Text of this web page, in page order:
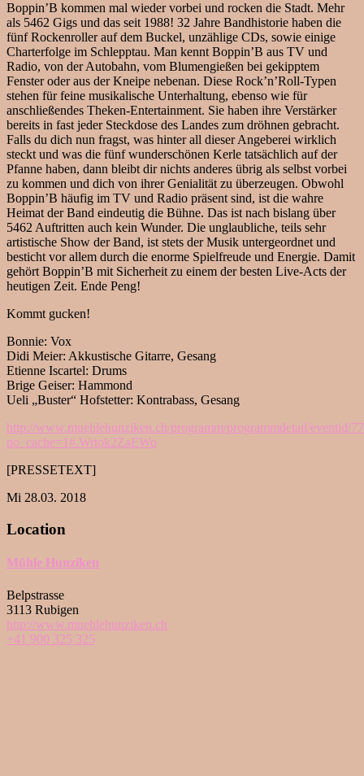
Boppin’B kommen mal wieder vorbei und rocken die Stadt. Mehr
als 5462 Gigs und das seit 1988! 32 Jahre Bandhistorie haben die
fünf Rockenroller auf dem Buckel, unzählige CDs, sowie einige
Charterfolge im Schlepptau. Man kennt Boppin’B aus TV und
Radio, von der Autobahn, vom Blumengießen bei gekipptem
Fenster oder aus der Kneipe nebenan. Diese Rock’n’Roll-Typen
stehen für feine musikalische Unterhaltung, ebenso wie für
anschließendes Theken-Entertainment. Sie haben ihre Verstärker
bereits in fast jeder Steckdose des Landes zum dröhnen gebracht.
Falls du dich nun fragst, was hinter all dieser Angeberei wirklich
steckt und was die fünf wunderschönen Kerle tatsächlich auf der
Pfanne haben, dann bleibt dir nichts anderes übrig als selbst vorbei
zu kommen und dich von ihrer Genialität zu überzeugen. Obwohl
Boppin’B häufig im TV und Radio präsent sind, ist die wahre
Heimat der Band eindeutig die Bühne. Das ist nach bislang über
5462 Auftritten auch kein Wunder. Die unglaubliche, teils sehr
artistische Show der Band, ist stets der Musik untergeordnet und
besticht vor allem durch die enorme Spielfreude und Energie. Damit
gehört Boppin’B mit Sicherheit zu einem der besten Live-Acts der
heutigen Zeit. Ende Peng!
Kommt gucken!
Bonnie: Vox
Didi Meier: Akkustische Gitarre, Gesang
Etienne Iscartel: Drums
Brige Geiser: Hammond
Ueli „Buster“ Hofstetter: Kontrabass, Gesang
http://www.muehlehunziken.ch/programm/programmdetail/eventid/
no_cache=1#.Wrtok2ZaEWo
[PRESSETEXT]
Mi 28.03. 2018
Location
Mühle Hunziken
Belpstrasse
3113 Rubigen
http://www.muehlehunziken.ch
+41 900 325 325